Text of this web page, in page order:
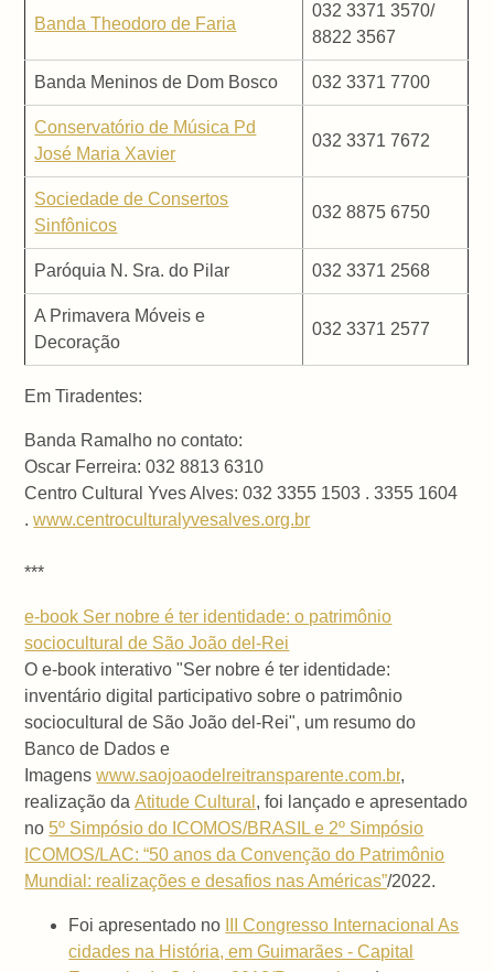
Banda Theodoro de Faria
032 3371 3570/
8822 3567
Banda Meninos de Dom Bosco 032 3371 7700
Conservatório de Música Pd
José Maria Xavier
032 3371 7672
Sociedade de Consertos
Sinfônicos
032 8875 6750
Paróquia N. Sra. do Pilar 032 3371 2568
A Primavera Móveis e
Decoração
032 3371 2577
Em Tiradentes:
Banda Ramalho no contato:
Oscar Ferreira: 032 8813 6310
Centro Cultural Yves Alves: 032 3355 1503 . 3355 1604
.www.centroculturalyvesalves.org.br
***
e-book Ser nobre é ter identidade: o patrimônio
sociocultural de São João del-Rei
O e-book interativo "Ser nobre é ter identidade:
inventário digital participativo sobre o patrimônio
sociocultural de São João del-Rei", um resumo do
Banco de Dados e
Imagenswww.saojoaodelreitransparente.com.br,
realização daAtitude Cultural , foi lançado e apresentado
no 5º Simpósio do ICOMOS/BRASIL e 2º Simpósio
ICOMOS/LAC: “50 anos da Convenção do Patrimônio
Mundial: realizações e desafios nas Américas”/2022.
Foi apresentado no
III Congresso Internacional As
cidades na História, em Guimarães - Capital